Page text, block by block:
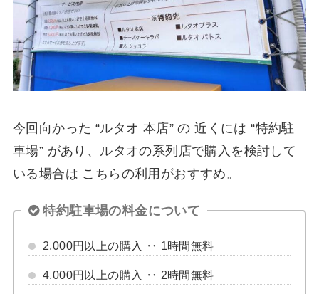
今回向かった “ルタオ 本店” の 近くには “特約駐
車場” があり、ルタオの系列店で購入を検討して
いる場合は こちらの利用がおすすめ。
特約駐車場の料金について
2,000円以上の購入 ‥ 1時間無料
4,000円以上の購入 ‥ 2時間無料